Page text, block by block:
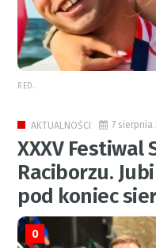
RED.
AKTUALNOŚCI 7 sierpnia
XXXV Festiwal
Raciborzu.
pod koniec
0